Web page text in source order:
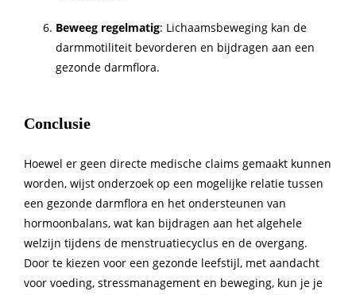
Beweeg regelmatig: Lichaamsbeweging kan de
darmmotiliteit bevorderen en bijdragen aan een
gezonde darmflora.
Conclusie
Hoewel er geen directe medische claims gemaakt kunnen
worden, wijst onderzoek op een mogelijke relatie tussen
een gezonde darmflora en het ondersteunen van
hormoonbalans, wat kan bijdragen aan het algehele
welzijn tijdens de menstruatiecyclus en de overgang.
Door te kiezen voor een gezonde leefstijl, met aandacht
voor voeding, stressmanagement en beweging, kun je je